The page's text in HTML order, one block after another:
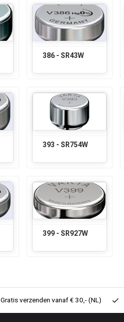
386 - SR43W
393 - SR754W
399 - SR927W
Gratis verzenden vanaf € 30,- (NL)